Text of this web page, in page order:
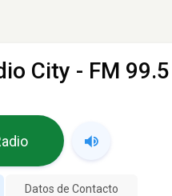
City - FM
Datos de Contacto